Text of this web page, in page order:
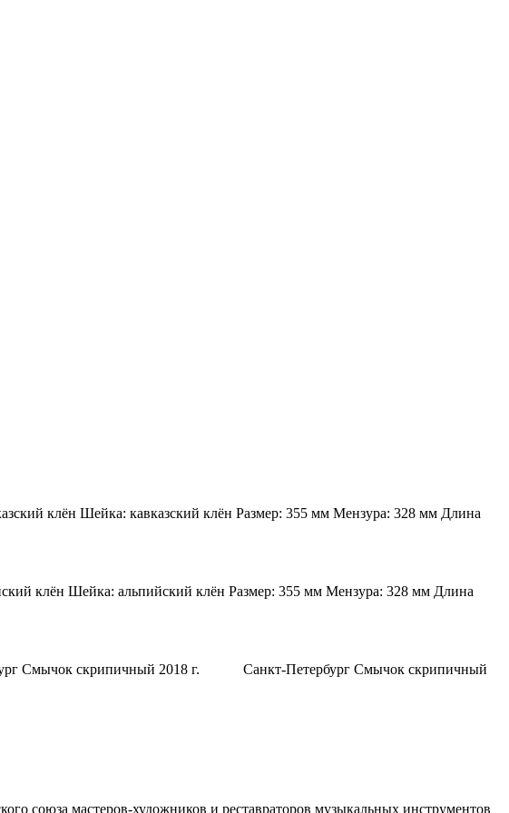
клён Шейка: кавказский клён Размер: 355 мм Мензура: 328 мм Длина
клён Шейка: альпийский клён Размер: 355 мм Мензура: 328 мм Длина
Смычок скрипичный 2018 г. Санкт-Петербург Смычок скрипичный
союза мастеров-художников и реставраторов музыкальных инструментов